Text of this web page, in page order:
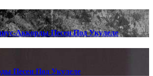
Аккорды Песен Под Укулеле
Песен Под Укулеле